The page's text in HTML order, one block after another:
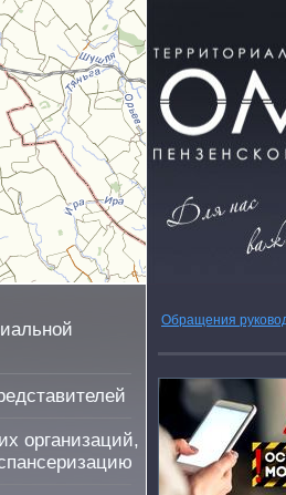
организаций,
Обращения